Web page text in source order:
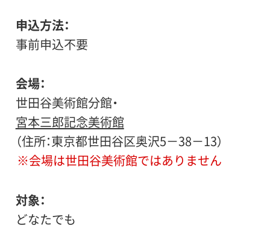
申込方法
事前申込不要
会場
世田谷美術館分館・
宮本三郎記念美術館
（住所：東京都世田谷区奥沢5－38－13）
※会場は世田谷美術館ではありません
対象
どなたでも